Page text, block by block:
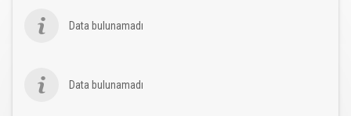
Data bulunamadı
Data bulunamadı